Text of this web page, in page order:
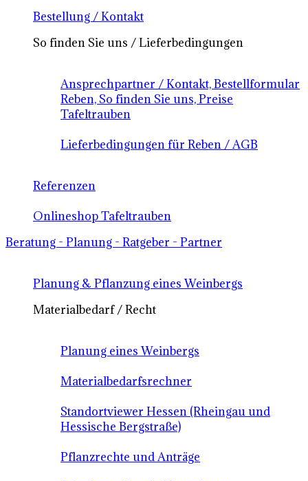
Bestellung / Kontakt
So finden Sie uns / Lieferbedingungen
Ansprechpartner / Kontakt, Bestellformular
Reben, So finden Sie uns, Preise
Tafeltrauben
Lieferbedingungen für Reben / AGB
Referenzen
Onlineshop Tafeltrauben
Beratung - Planung - Ratgeber - Partner
Planung & Pflanzung eines Weinbergs
Materialbedarf / Recht
Planung eines Weinbergs
Materialbedarfsrechner
Standortviewer Hessen (Rheingau und
Hessische Bergstraße)
Pflanzrechte und Anträge